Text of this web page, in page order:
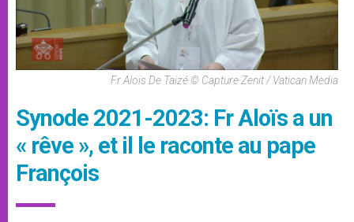
Fr Aloïs De Taizé © Capture Zenit / Vatican Media
Synode 2021-2023: Fr Aloïs a un
« rêve », et il le raconte au pape
François